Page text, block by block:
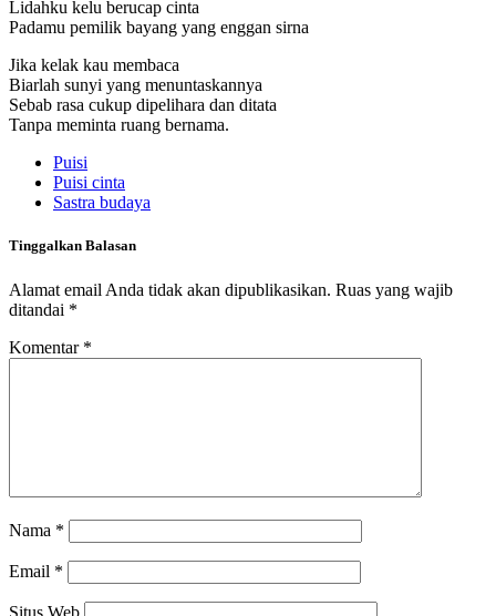
Lidahku kelu berucap cinta
Padamu pemilik bayang yang enggan sirna
Jika kelak kau membaca
Biarlah sunyi yang menuntaskannya
Sebab rasa cukup dipelihara dan ditata
Tanpa meminta ruang bernama.
Puisi
Puisi cinta
Sastra budaya
Tinggalkan Balasan
Alamat email Anda tidak akan dipublikasikan. Ruas yang wajib
ditandai *
Komentar *
Nama *
Email *
Situs Web